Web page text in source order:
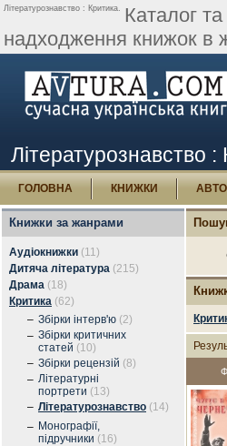
Літературознавство : Критика. Каталог
надходження книжок в
Літературознавство :
ГОЛОВНА КНИЖКИ
Книжки за жанрами
Аудіокнижки (11)
Дитяча література (215)
Драма (18)
Критика (62)
– Збірки інтерв'ю (2)
– Збірки критичних
статей (10)
– Збірки рецензій (8)
– Літературні
портрети (13)
– Літературознавство (14)
– Монографії,
підручники (16)